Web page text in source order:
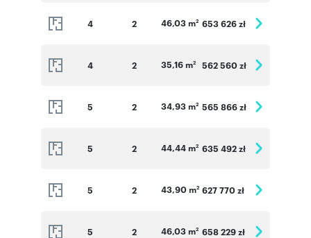
4 2 46,03 m2 653 626 zł
4 2 35,16 m2 562 560 zł
5 2 34,93 m2 565 866 zł
5 2 44,44 m2 635 492 zł
5 2 43,90 m2 627 770 zł
5 2 46,03 m2 658 229 zł